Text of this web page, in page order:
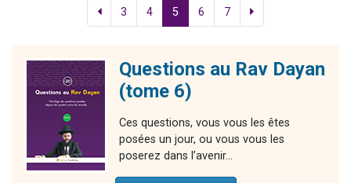
3 4 5 6 7
Questions au Rav Dayan
(tome 6)
Ces questions, vous vous les êtes
posées un jour, ou vous vous les
poserez dans l’avenir…